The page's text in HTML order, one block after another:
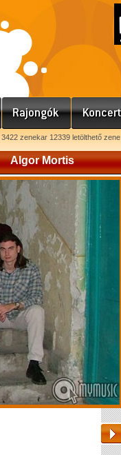
3422 zenekar 12339 letölthető zene
Algor Mortis